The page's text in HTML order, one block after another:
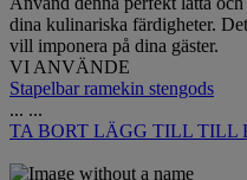
dina kulinariska färdigheter.
vill imponera på dina gäster.
VI ANVÄNDE
Stapelbar ramekin stengods
... ...
TA BORT LÄGG TILL TILL